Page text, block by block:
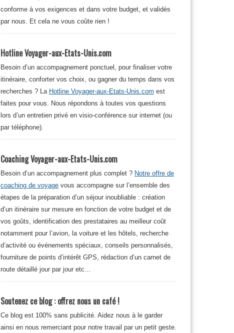
conforme à vos exigences et dans votre budget, et validés
par nous. Et cela ne vous coûte rien !
Hotline Voyager-aux-Etats-Unis.com
Besoin d’un accompagnement ponctuel, pour finaliser votre
itinéraire, conforter vos choix, ou gagner du temps dans vos
recherches ? La Hotline Voyager-aux-Etats-Unis.com est
faites pour vous. Nous répondons à toutes vos questions
lors d’un entretien privé en visio-conférence sur internet (ou
par téléphone).
Coaching Voyager-aux-Etats-Unis.com
Besoin d’un accompagnement plus complet ? Notre offre de
coaching de voyage vous accompagne sur l’ensemble des
étapes de la préparation d’un séjour inoubliable : création
d’un itinéraire sur mesure en fonction de votre budget et de
vos goûts, identification des prestataires au meilleur coût
notamment pour l’avion, la voiture et les hôtels, recherche
d’activité ou événements spéciaux, conseils personnalisés,
fourniture de points d’intérêt GPS, rédaction d’un carnet de
route détaillé jour par jour etc…
Soutenez ce blog : offrez nous un café !
Ce blog est 100% sans publicité. Aidez nous à le garder
ainsi en nous remerciant pour notre travail par un petit geste.